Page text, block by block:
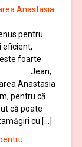
Anastasia
pentru
eficient,
foarte
Anastasia
pentru că
că poate
cu […]